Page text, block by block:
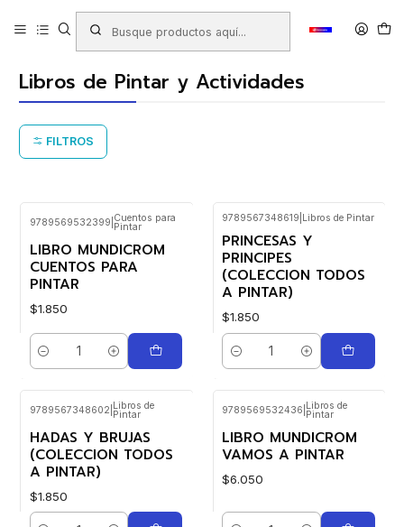
Productos LIBRERIA Libros
Libros de Pintar y Actividades
Libros de Pintar y Actividades
FILTROS
9789569532399 Cuentos para
Pintar
LIBRO MUNDICROM
CUENTOS PARA
PINTAR
$1.850
Cantidad
9789567348619 Libros de Pintar
PRINCESAS Y
PRINCIPES
(COLECCION TODOS
A PINTAR)
$1.850
Cantidad
9789567348602 Libros de
Pintar
HADAS Y BRUJAS
(COLECCION TODOS
A PINTAR)
$1.850
9789569532436 Libros de
Pintar
LIBRO MUNDICROM
VAMOS A PINTAR
$6.050